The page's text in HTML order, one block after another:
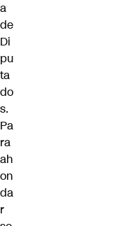
a
de
Di
pu
ta
do
s.
Pa
ra
ah
on
da
r